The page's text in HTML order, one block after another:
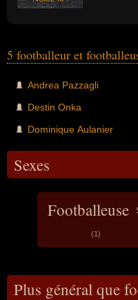
5 footballeur et
Andrea Pazzagli
Destin Onka
Dominique Aulanier
Sexes
Footballeuse
(1)
Plus général que